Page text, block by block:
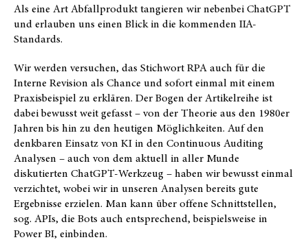
Als eine Art Abfallprodukt tangieren wir nebenbei ChatGPT
und erlauben uns einen Blick in die kommenden IIA-
Standards.
Wir werden versuchen, das Stichwort RPA auch für die
Interne Revision als Chance und sofort einmal mit einem
Praxisbeispiel zu erklären. Der Bogen der Artikelreihe ist
dabei bewusst weit gefasst – von der Theorie aus den 1980er
Jahren bis hin zu den heutigen Möglichkeiten. Auf den
denkbaren Einsatz von KI in den Continuous Auditing
Analysen – auch von dem aktuell in aller Munde
diskutierten ChatGPT-Werkzeug – haben wir bewusst einmal
verzichtet, wobei wir in unseren Analysen bereits gute
Ergebnisse erzielen. Man kann über offene Schnittstellen,
sog. APIs, die Bots auch entsprechend, beispielsweise in
Power BI, einbinden.